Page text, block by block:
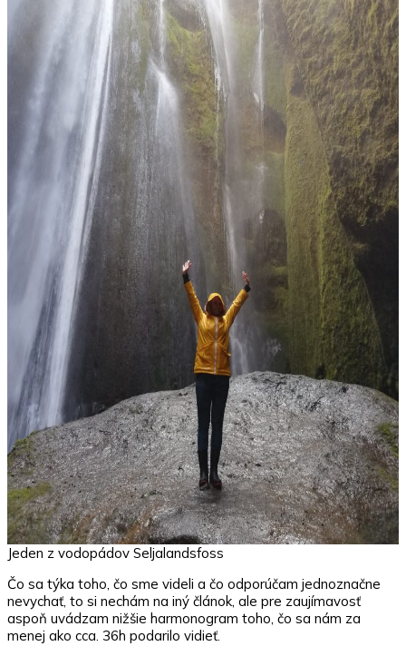
Jeden z vodopádov Seljalandsfoss
Čo sa týka toho, čo sme videli a čo odporúčam jednoznačne
nevychať, to si nechám na iný článok, ale pre zaujímavosť
aspoň uvádzam nižšie harmonogram toho, čo sa nám za
menej ako cca. 36h podarilo vidieť.